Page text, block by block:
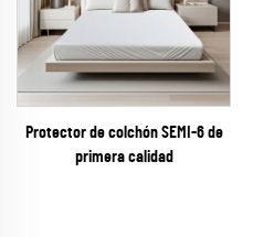
Protector de colchón SEMI-6 de
primera calidad